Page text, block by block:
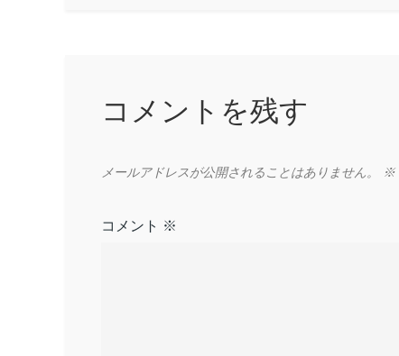
コメントを残す
メールアドレスが公開されることはありません。 ※
コメント ※